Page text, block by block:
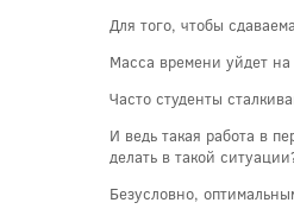
Для того, чтобы
Масса времени уйдет на
Часто студенты
И ведь такая работа в
делать в такой
Безусловно,